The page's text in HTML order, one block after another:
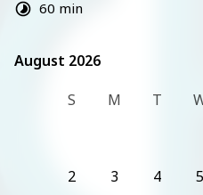
m'assurer que la formation
⚠️ L'é𝗰𝗵𝗮𝗻𝗴𝗲 𝗱𝘂𝗿𝗲 𝗲𝗻𝘁𝗿𝗲
que vous soyez au calme.
www.instagram.com/
60 min
August 2026
August 2026
S
M T
2
3 4 5